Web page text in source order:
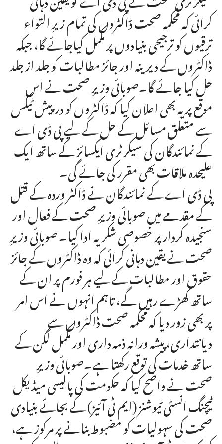
کرائی کہ محکمہ صحت ڈاکٹروں کی تمام زیرِ التواء
ترقیوں کو ترجیحی بنیادوں پر مکمل کیاجائے گا، جبکہ
ڈاکٹروں کے دیرینہ اور جائز مطالبات کو جلد از جلد
حل کیا جائے گا۔صوبائی وزیرِ صحت نے اس
موقع پر یہ بھی اعلان کیا کہ ڈاکٹروں کو درپیش ٹیکس
سے متعلق مسائل کے حل کے لیے پی ڈی اے
کے نمائندگان کی سیکرٹری ایکسائز کے ساتھ ایک
علیحدہ ملاقات بھی مقرر کی جائے گی۔
پی ڈی اے کے نمائندگان نے ڈاکٹر وردہ کے قتل
کے مقدمے میں صوبائی وزیرِ صحت کے فعال اور
سنجیدہ کردار پر خصوصی شکریہ ادا کیا۔ صوبائی وزیرِ
صحت نے یقین دہانی کرائی کہ وہ ڈاکٹروں کے جائز
حقوق اور مطالبات کے لیے ہر فورم پر ان کے
ساتھ کھڑے رہیں گے، تاہم انہوں نے اس امر
پر بھی زور دیا کہ محکمہ صحت ڈاکٹروں سے
دیانتداری، پیشہ ورانہ ذمہ داری اور مکمل لگن کے
ساتھ خدمات کی توقع رکھتا ہے۔صوبائی وزیرِ
صحت نے واضح کیا کہ حکومت کی پالیسی میڈیکل
ٹیچنگ انسٹی ٹیوشنز (ایم ٹی آئیز) کے بجائے بنیادی
صحت کی سہولیات کو مضبوط بنانے پر مرکوز ہے،